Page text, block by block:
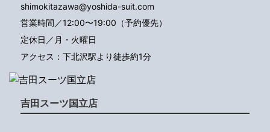
shimokitazawa@yoshida-suit.com
営業時間／12:00〜19:00（予約優先）
定休日／月・火曜日
アクセス：下北沢駅より徒歩約1分
吉田スーツ国立店